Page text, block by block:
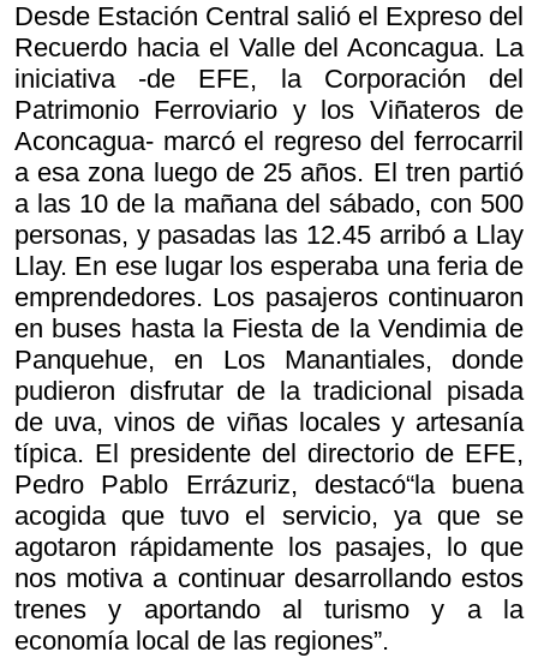
Desde Estación Central salió el Expreso del
Recuerdo hacia el Valle del Aconcagua. La
iniciativa -de EFE, la Corporación del
Patrimonio Ferroviario y los Viñateros de
Aconcagua- marcó el regreso del ferrocarril
a esa zona luego de 25 años. El tren partió
a las 10 de la mañana del sábado, con 500
personas, y pasadas las 12.45 arribó a Llay
Llay. En ese lugar los esperaba una feria de
emprendedores. Los pasajeros continuaron
en buses hasta la Fiesta de la Vendimia de
Panquehue, en Los Manantiales, donde
pudieron disfrutar de la tradicional pisada
de uva, vinos de viñas locales y artesanía
típica. El presidente del directorio de EFE,
Pedro Pablo Errázuriz, destacó“la buena
acogida que tuvo el servicio, ya que se
agotaron rápidamente los pasajes, lo que
nos motiva a continuar desarrollando estos
trenes y aportando al turismo y a la
economía local de las regiones”.